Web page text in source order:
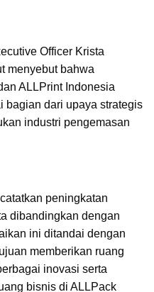
Officer Krista
menyebut bahwa
ALLPrint Indonesia
bagian dari upaya strategis
industri pengemasan
peningkatan
dibandingkan dengan
ini ditandai dengan
memberikan ruang
inovasi serta
bisnis di ALLPack